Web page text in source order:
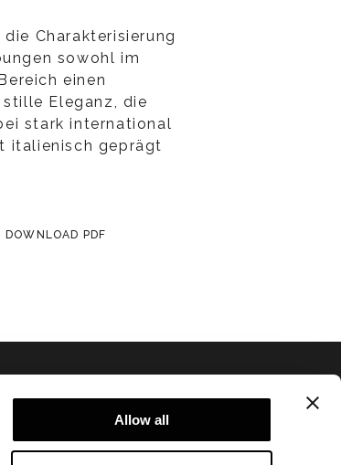
Allow all
Charakterisierung
sowohl im
einen
Eleganz, die
stark international
italienisch geprägt
DOWNLOAD PDF